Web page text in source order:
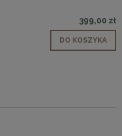
399,00 zł
DO KOSZYKA